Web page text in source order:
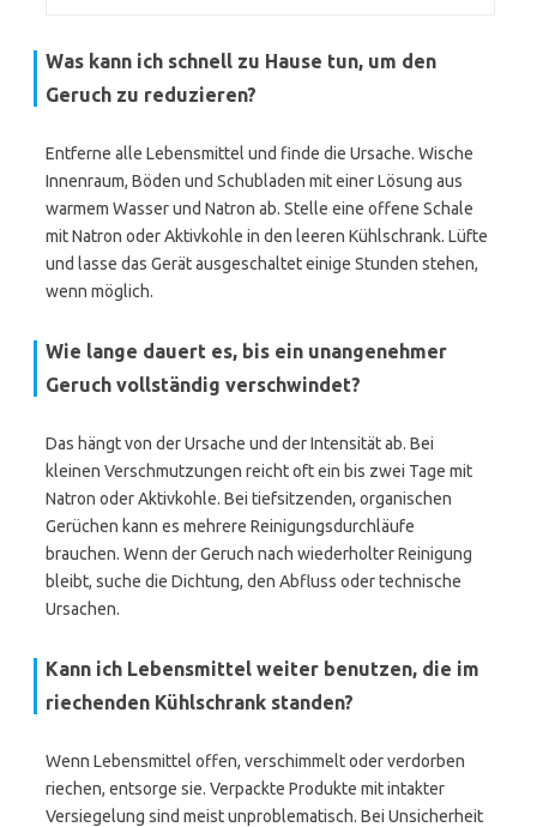
Was kann ich schnell zu Hause tun, um den
Geruch zu reduzieren?
Entferne alle Lebensmittel und finde die Ursache. Wische
Innenraum, Böden und Schubladen mit einer Lösung aus
warmem Wasser und Natron ab. Stelle eine offene Schale
mit Natron oder Aktivkohle in den leeren Kühlschrank. Lüfte
und lasse das Gerät ausgeschaltet einige Stunden stehen,
wenn möglich.
Wie lange dauert es, bis ein unangenehmer
Geruch vollständig verschwindet?
Das hängt von der Ursache und der Intensität ab. Bei
kleinen Verschmutzungen reicht oft ein bis zwei Tage mit
Natron oder Aktivkohle. Bei tiefsitzenden, organischen
Gerüchen kann es mehrere Reinigungsdurchläufe
brauchen. Wenn der Geruch nach wiederholter Reinigung
bleibt, suche die Dichtung, den Abfluss oder technische
Ursachen.
Kann ich Lebensmittel weiter benutzen, die im
riechenden Kühlschrank standen?
Wenn Lebensmittel offen, verschimmelt oder verdorben
riechen, entsorge sie. Verpackte Produkte mit intakter
Versiegelung sind meist unproblematisch. Bei Unsicherheit